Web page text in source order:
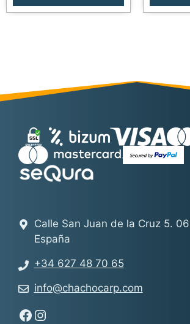
Calle San Juan de la Cruz 5.
España
+34 627 48 70 65
info@chachocarp.com
Síguenos en Facebook - Chachocarp
Síguenos en Instagram - Chachocarp